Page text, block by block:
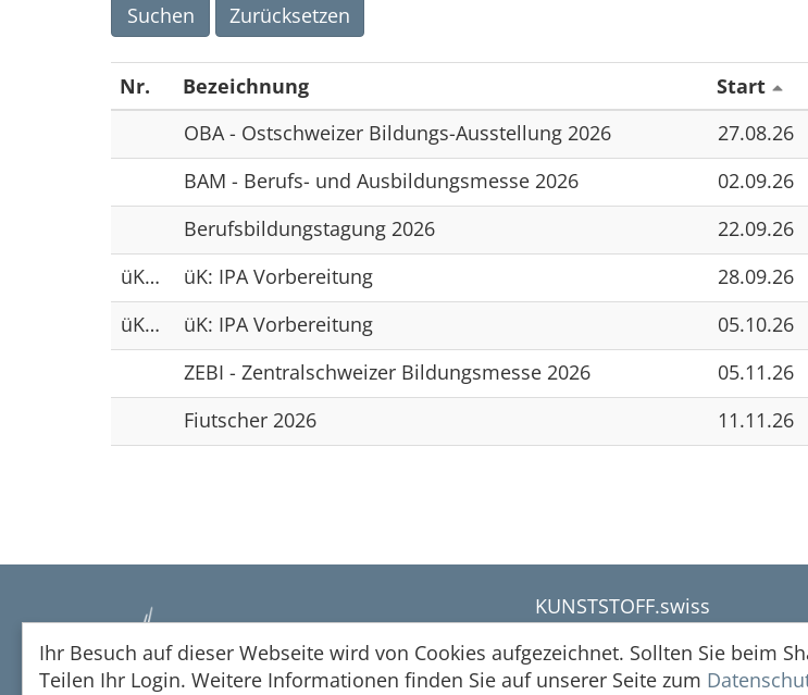
Suchen Zurücksetzen
Nr. Bezeichnung Start
OBA - Ostschweizer Bildungs-Ausstellung 2026
27.08.26
BAM - Berufs- und Ausbildungsmesse 2026
02.09.26
Berufsbildungstagung 2026
22.09.26
üK IPA 2026
üK: IPA Vorbereitung 28.09.26
üK IPA 2026
üK: IPA Vorbereitung 05.10.26
ZEBI - Zentralschweizer Bildungsmesse 2026
05.11.26
Fiutscher 2026
11.11.26
KUNSTSTOFF.swiss
5000 Aarau
+41 62 834 00 60
Ihr Besuch auf dieser Webseite wird von Cookies aufgezeichnet. Sollten Sie beim
Teilen Ihr Login. Weitere Informationen finden Sie auf unserer Seite zum